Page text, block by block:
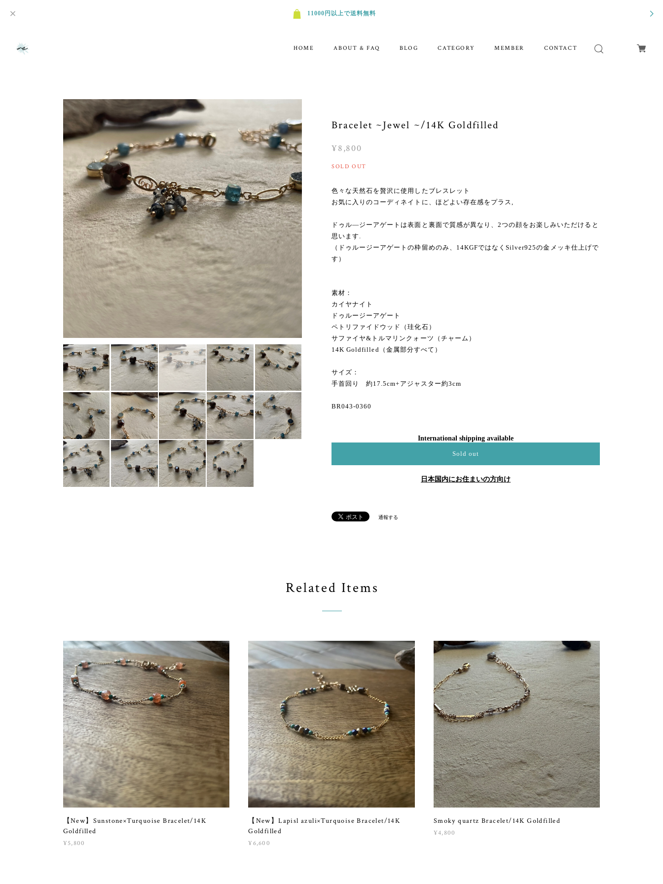
11000円以上で送料無料
HOME ABOUT & FAQ BLOG CATEGORY MEMBER CONTACT
Bracelet ~Jewel ~/14K Goldfilled
¥8,800
SOLD OUT
色々な天然石を贅沢に使用したブレスレット
お気に入りのコーディネイトに、ほどよい存在感をプラス,
ドゥル―ジーアゲートは表面と裏面で質感が異なり、2つの顔をお楽しみいただけると
思います.
（ドゥルージーアゲートの枠留めのみ、14KGFではなくSilver925の金メッキ仕上げで
す）
素材：
カイヤナイト
ドゥルージーアゲート
ペトリファイドウッド（珪化石）
サファイヤ&トルマリンクォーツ（チャーム）
14K Goldfilled（金属部分すべて）
サイズ：
手首回り 約17.5cm+アジャスター約3cm
BR043-0360
International shipping available
Sold out
日本国内にお住まいの方向け
通報する
Related Items
【New】Sunstone×Turquoise Bracelet/14K
Goldfilled
¥5,800
【New】Lapisl azuli×Turquoise Bracelet/14K
Goldfilled
¥6,600
Smoky quartz Bracelet/14K Goldfilled
¥4,800